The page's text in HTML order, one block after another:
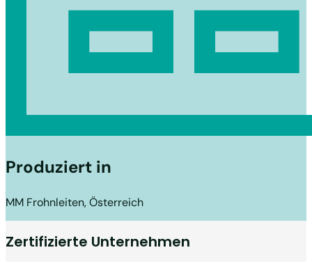
Produziert in
MM Frohnleiten, Österreich
Zertifizierte Unternehmen